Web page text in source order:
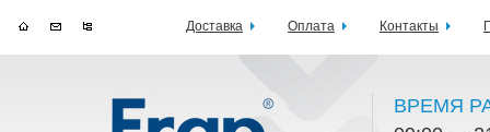
ВРЕМЯ
Доставка Оплата Контакты